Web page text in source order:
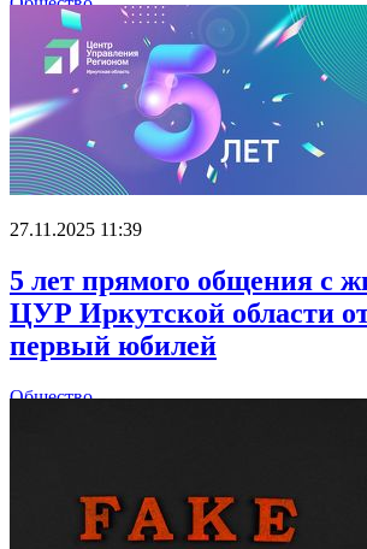
27.11.2025 11:39
5 лет прямого общения с
ЦУР Иркутской области
первый юбилей
Общество